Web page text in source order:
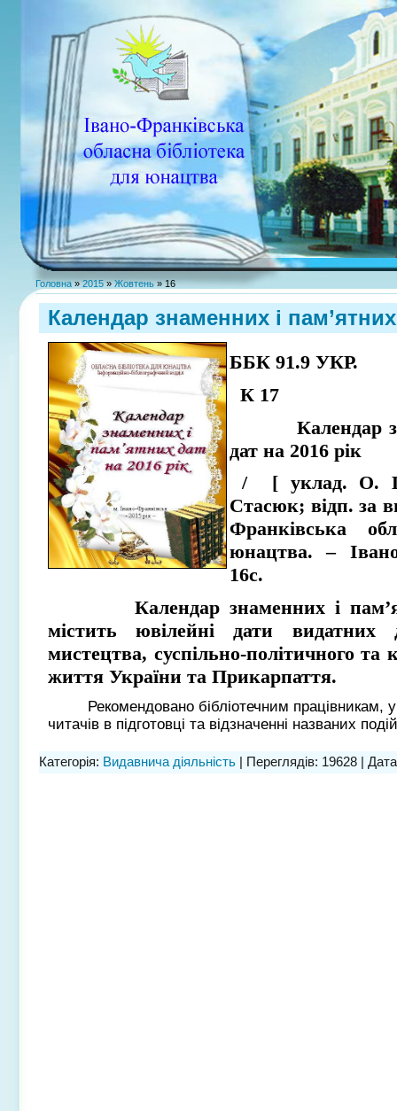
Головна»2015 » Жовтень » 16
Календар знаменних і
ББК 91.9 УКР.
К 17
Календар
дат на 2016 рік
/ [ уклад. О.
Стасюк; відп. за
Франківська
юнацтва. –
16с.
Календар знаменних і
містить ювілейні дати видатних
мистецтва, суспільно-політичного та
життя України та Прикарпаття.
Рекомендовано бібліотечним працівникам,
читачів в підготовці та відзначенні названих
Категорія: Видавнича діяльність | Переглядів: 19628 |